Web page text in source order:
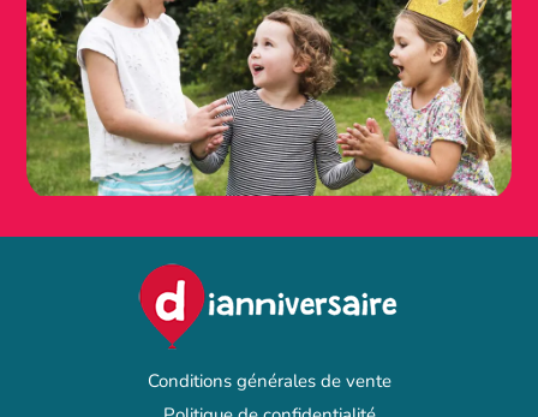
Conditions générales de vente